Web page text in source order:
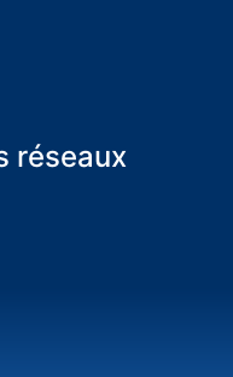
réseaux